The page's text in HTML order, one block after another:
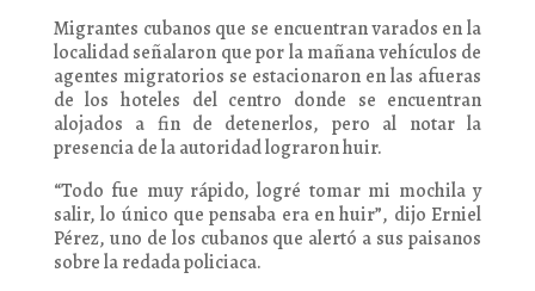
Migrantes cubanos que se encuentran varados en la
localidad señalaron que por la mañana vehículos de
agentes migratorios se estacionaron en las afueras
de los hoteles del centro donde se encuentran
alojados a fin de detenerlos, pero al notar la
presencia de la autoridad lograron huir.
“Todo fue muy rápido, logré tomar mi mochila y
salir, lo único que pensaba era en huir”, dijo Erniel
Pérez, uno de los cubanos que alertó a sus paisanos
sobre la redada policiaca.